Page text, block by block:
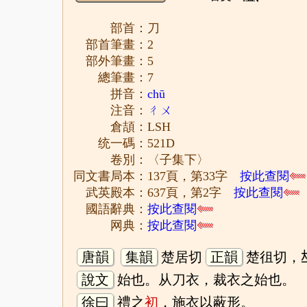
部首：刀
部首筆畫：2
部外筆畫：5
總筆畫：7
拼音：chū
注音：
ㄔㄨ
倉頡：LSH
统一碼：521D
卷別：〈子集下〉
同文書局本：137頁，第33字按此查閱
武英殿本：637頁，第2字按此查閱
國語辭典：按此查閱
网典：按此查閱
唐韻 集韻 楚居切 正韻 楚徂切，
說文 始也。从刀衣，裁衣之始也。
徐曰
禮之初 ，施衣以蔽形。